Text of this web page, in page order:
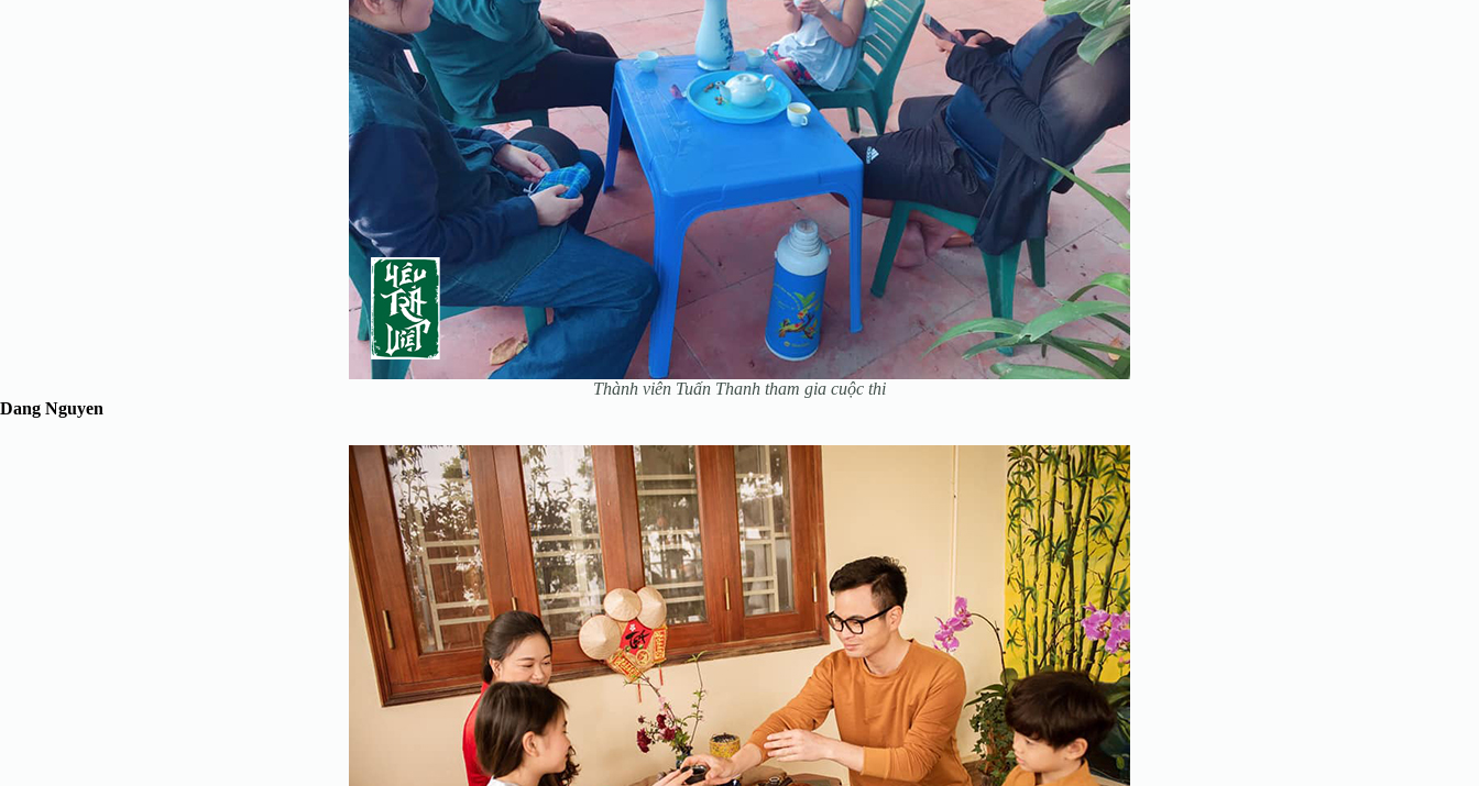
Thành viên Tuấn Thanh tham gia cuộc thi
Dang Nguyen